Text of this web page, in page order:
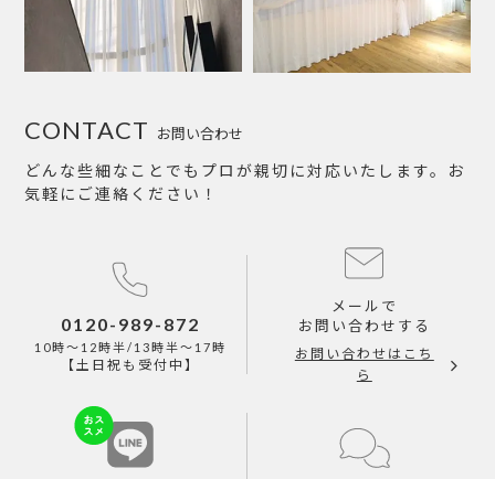
お問い合わせ
CONTACT
どんな些細なことでもプロが親切に対応いたします。お
気軽にご連絡ください！
0120-989-872
10時～12時半/13時半～17時
【土日祝も受付中】
メールで
お問い合わせする
お問い合わせはこち
ら